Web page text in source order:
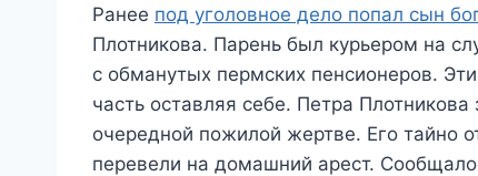
Ранее под уголовное дело попал сын
Плотникова. Парень был курьером на
с обманутых пермских пенсионеров.
часть оставляя себе. Петра
очередной пожилой жертве. Его тайно
перевели на домашний арест.